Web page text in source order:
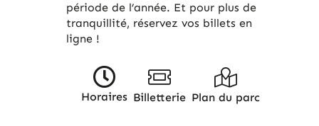
période de l’année. Et pour plus de
tranquillité, réservez vos billets en
ligne !
Horaires Billetterie Plan du parc